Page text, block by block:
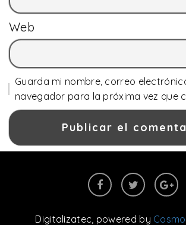
Web
Guarda mi nombre, correo
navegador para la próxima vez que
Digitalizatec , powered by